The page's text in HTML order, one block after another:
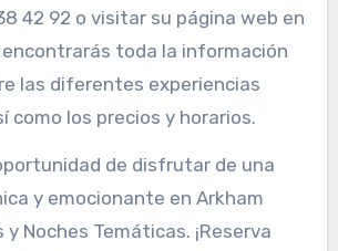
42 92 o visitar su página web en
encontrarás toda la información
las diferentes experiencias
como los precios y horarios.
de disfrutar de una
y emocionante en Arkham
y Noches Temáticas. ¡Reserva